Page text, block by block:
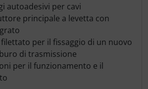
autoadesivi per cavi
principale a levetta con
filettato per il fissaggio di un nuovo
di trasmissione
per il funzionamento e il